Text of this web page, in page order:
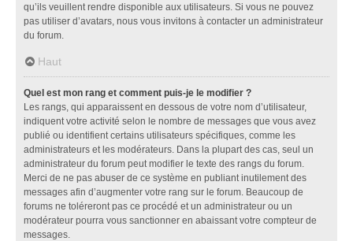
qu’ils veuillent rendre disponible aux utilisateurs. Si vous ne pouvez
pas utiliser d’avatars, nous vous invitons à contacter un administrateur
du forum.
Haut
Quel est mon rang et comment puis-je le modifier ?
Les rangs, qui apparaissent en dessous de votre nom d’utilisateur,
indiquent votre activité selon le nombre de messages que vous avez
publié ou identifient certains utilisateurs spécifiques, comme les
administrateurs et les modérateurs. Dans la plupart des cas, seul un
administrateur du forum peut modifier le texte des rangs du forum.
Merci de ne pas abuser de ce système en publiant inutilement des
messages afin d’augmenter votre rang sur le forum. Beaucoup de
forums ne toléreront pas ce procédé et un administrateur ou un
modérateur pourra vous sanctionner en abaissant votre compteur de
messages.